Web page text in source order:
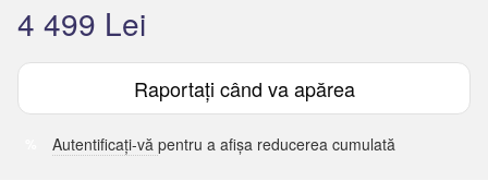
4 499 Lei
Raportați când va apărea
Autentificați-vă pentru a afișa reducerea cumulată